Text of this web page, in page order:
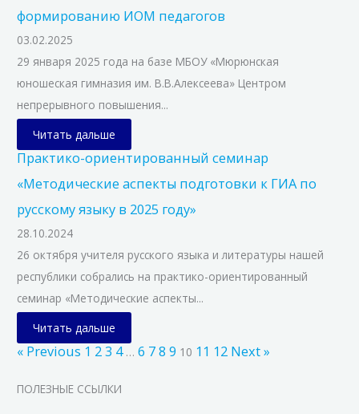
формированию ИОМ педагогов
03.02.2025
29 января 2025 года на базе МБОУ «Мюрюнская
юношеская гимназия им. В.В.Алексеева» Центром
непрерывного повышения...
Читать дальше
Практико-ориентированный семинар
«Методические аспекты подготовки к ГИА по
русскому языку в 2025 году»
28.10.2024
26 октября учителя русского языка и литературы нашей
республики собрались на практико-ориентированный
семинар «Методические аспекты...
Читать дальше
« Previous 1 23 4 … 6 78 9 10 11 12 Next »
ПОЛЕЗНЫЕ ССЫЛКИ